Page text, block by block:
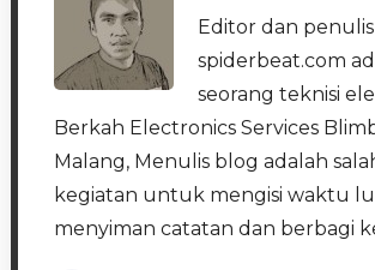
Editor dan
spiderbeat.com
seorang teknisi
Berkah Electronics Services
Malang, Menulis blog adalah
kegiatan untuk mengisi waktu
menyiman catatan dan berbagi